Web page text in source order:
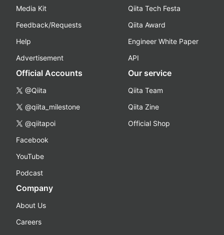
Media Kit
Feedback/Requests
Help
Advertisement
Qiita Tech Festa
Qiita Award
Engineer White Paper
API
Official Accounts
@Qiita
@qiita_milestone
@qiitapoi
Facebook
YouTube
Podcast
Our service
Qiita Team
Qiita Zine
Official Shop
Company
About Us
Careers